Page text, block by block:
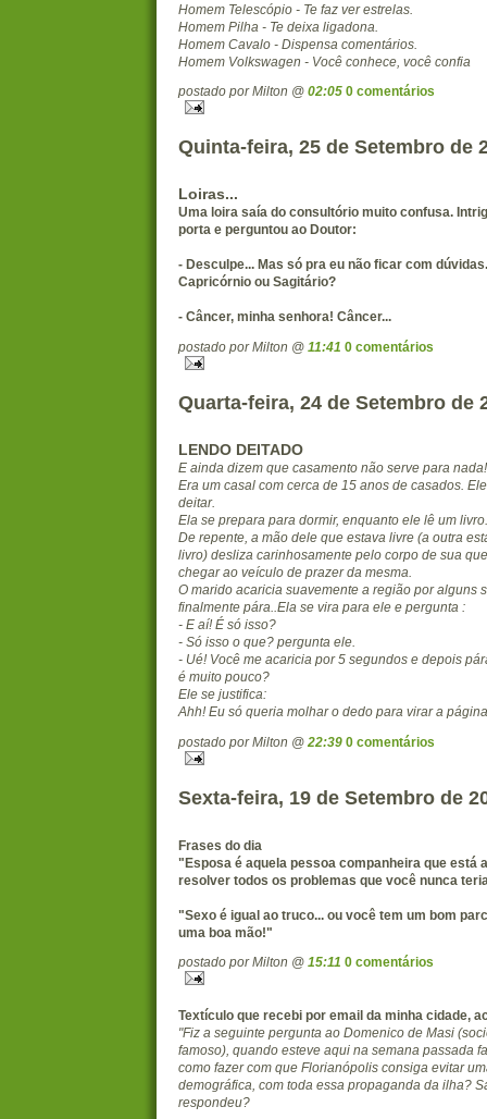
Homem Telescópio - Te faz ver estrelas.
Homem Pilha - Te deixa ligadona.
Homem Cavalo - Dispensa comentários.
Homem Volkswagen - Você conhece, você confia
postado por Milton @ 02:05 0 comentários
Quinta-feira, 25 de Setembro de
Loiras...
Uma loira saía do consultório muito confusa.
porta e perguntou ao Doutor:
- Desculpe... Mas só pra eu não ficar com
Capricórnio ou Sagitário?
- Câncer, minha senhora! Câncer...
postado por Milton @ 11:41 0 comentários
Quarta-feira, 24 de Setembro de
LENDO DEITADO
E ainda dizem que casamento não serve para
Era um casal com cerca de 15 anos de casados.
deitar.
Ela se prepara para dormir, enquanto ele lê um livro.
De repente, a mão dele que estava livre (a outra
livro) desliza carinhosamente pelo corpo de sua
chegar ao veículo de prazer da mesma.
O marido acaricia suavemente a região por alguns
finalmente pára..Ela se vira para ele e pergunta :
- E aí! É só isso?
- Só isso o que? pergunta ele.
- Ué! Você me acaricia por 5 segundos e depois
é muito pouco?
Ele se justifica:
Ahh! Eu só queria molhar o dedo para virar a página
postado por Milton @ 22:39 0 comentários
Sexta-feira, 19 de Setembro de
Frases do dia
"Esposa é aquela pessoa companheira que está
resolver todos os problemas que você nunca
"Sexo é igual ao truco... ou você tem um bom
uma boa mão!"
postado por Milton @ 15:11 0 comentários
Textículo que recebi por email da minha cidade,
"Fiz a seguinte pergunta ao Domenico de Masi
famoso), quando esteve aqui na semana passada
como fazer com que Florianópolis consiga evitar
demográfica, com toda essa propaganda da ilha?
respondeu?